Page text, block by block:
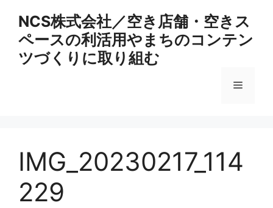
NCS株式会社／空き店舗・空きス
ペースの利活用やまちのコンテン
ツづくりに取り組む
メ
IMG_20230217_114
229